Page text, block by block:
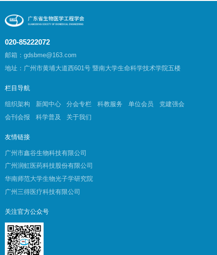
020-85222072
邮箱：gdsbme@163.com
地址：广州市黄埔大道西601号 暨南大学生命科学技术学院五楼
栏目导航
组织架构 新闻中心 分会专栏 科教服务 单位会员
党建强会
会刊会报
科学普及 关于我们
友情链接
广州市鑫谷生物科技有限公司
广州润虹医药科技股份有限公司
华南师范大学生物光子学研究院
广州三得医疗科技有限公司
关注官方公众号